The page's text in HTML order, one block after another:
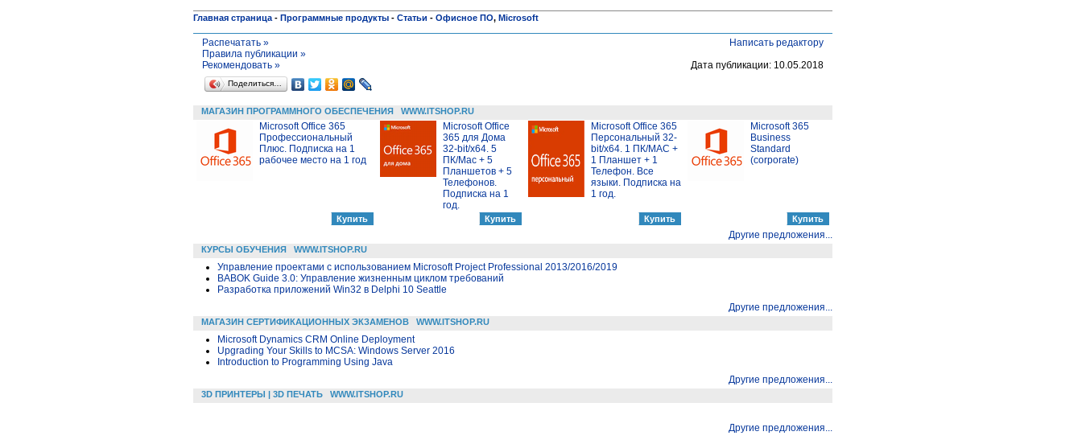
Главная страница - Программные продукты - Статьи - Офисное ПО, Microsoft
Распечатать »
Правила публикации »
Написать редактору
Рекомендовать »
Дата публикации: 10.05.2018
Поделиться…
МАГАЗИН ПРОГРАММНОГО ОБЕСПЕЧЕНИЯ WWW.ITSHOP.RU
Microsoft Office 365
Профессиональный
Плюс. Подписка на 1
рабочее место на 1 год
Microsoft Office
365 для Дома
32-bit/x64. 5
ПК/Mac + 5
Планшетов + 5
Телефонов.
Подписка на 1
год.
Microsoft Office 365
Персональный 32-
bit/x64. 1 ПК/MAC +
1 Планшет + 1
Телефон. Все
языки. Подписка на
1 год.
Microsoft 365
Business
Standard
(corporate)
Другие предложения...
КУРСЫ ОБУЧЕНИЯ WWW.ITSHOP.RU
Управление проектами с использованием Microsoft Project Professional 2013/2016/2019
BABOK Guide 3.0: Управление жизненным циклом требований
Разработка приложений Win32 в Delphi 10 Seattle
Другие предложения...
МАГАЗИН СЕРТИФИКАЦИОННЫХ ЭКЗАМЕНОВ WWW.ITSHOP.RU
Microsoft Dynamics CRM Online Deployment
Upgrading Your Skills to MCSA: Windows Server 2016
Introduction to Programming Using Java
Другие предложения...
3D ПРИНТЕРЫ | 3D ПЕЧАТЬ WWW.ITSHOP.RU
Другие предложения...